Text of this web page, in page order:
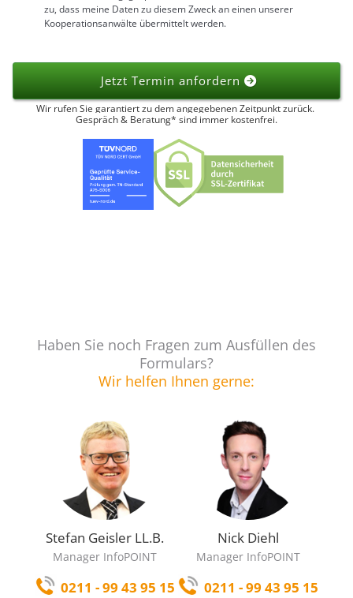
zu, dass meine Daten zu diesem Zweck an einen unserer
Kooperationsanwälte übermittelt werden.
Jetzt Termin anfordern
Wir rufen Sie garantiert zu dem angegebenen Zeitpunkt zurück.
Gespräch & Beratung* sind immer kostenfrei.
Haben Sie noch Fragen zum Ausfüllen des
Formulars?
Wir helfen Ihnen gerne:
Stefan Geisler LL.B.
Manager InfoPOINT
0211 - 99 43 95 15
Nick Diehl
Manager InfoPOINT
0211 - 99 43 95 15